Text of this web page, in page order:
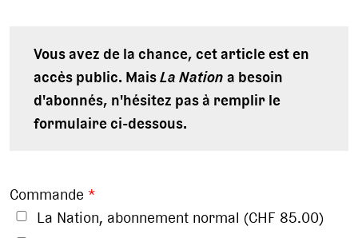
Vous avez de la chance, cet article est en
accès public. MaisLa Nationa besoin
d'abonnés, n'hésitez pas à remplir le
formulaire ci-dessous.
Commande *
La Nation, abonnement normal (CHF 85.00)